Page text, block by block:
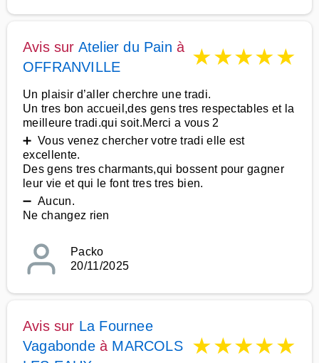
Avis sur Atelier du Pain à
OFFRANVILLE
★★★★★
Un plaisir d’aller cherchre une tradi.
Un tres bon accueil,des gens tres respectables et la
meilleure tradi.qui soit.Merci a vous 2
➕ Vous venez chercher votre tradi elle est
excellente.
Des gens tres charmants,qui bossent pour gagner
leur vie et qui le font tres tres bien.
➖ Aucun.
Ne changez rien
Packo
20/11/2025
Avis sur La Fournee
Vagabondeà MARCOLS
★★★★★